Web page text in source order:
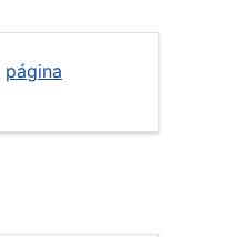
página